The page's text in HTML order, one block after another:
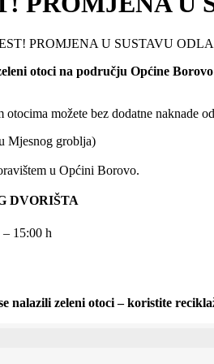
PROMJENA U SUSTAVU
otoci na području Općine
možete bez dodatne naknade
Mjesnog groblja)
u Općini Borovo.
DVORIŠTA
15:00 h
nalazili zeleni otoci – koristite